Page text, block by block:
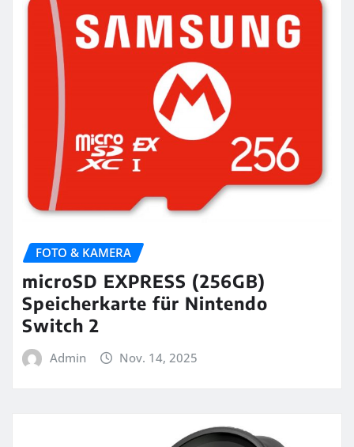
FOTO & KAMERA
microSD EXPRESS (256GB)
Speicherkarte für Nintendo
Switch 2
Admin Nov. 14, 2025